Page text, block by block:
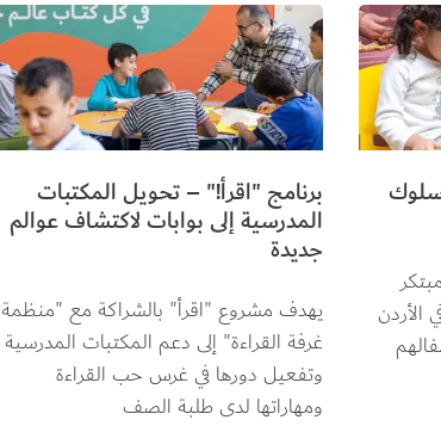
سلوك
الأردن
الصورة
برنامج "اقرأ!" – تحويل المكتبات
المدرسية إلى بوابات لاكتشاف عوالم
جديدة
يهدف مشروع "اقرأ" بالشراكة مع "منظمة
غرفة القراءة" إلى دعم المكتبات المدرسية
وتفعيل دورها في غرس حب القراءة
ومهاراتها لدى طلبة الصف